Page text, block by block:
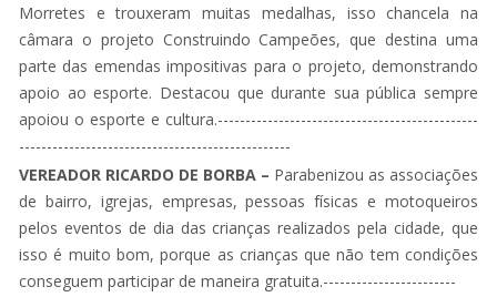
Morretes e trouxeram muitas medalhas, isso chancela na
câmara o projeto Construindo Campeões, que destina uma
parte das emendas impositivas para o projeto, demonstrando
apoio ao esporte. Destacou que durante sua pública sempre
apoiou o esporte e cultura.-----------------------------------------------
-------------------------------------------------
VEREADOR RICARDO DE BORBA – Parabenizou as associações
de bairro, igrejas, empresas, pessoas físicas e motoqueiros
pelos eventos de dia das crianças realizados pela cidade, que
isso é muito bom, porque as crianças que não tem condições
conseguem participar de maneira gratuita.------------------------